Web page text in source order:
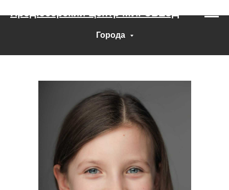
Города
Продюсерский Центр МИРЗВЕЗД